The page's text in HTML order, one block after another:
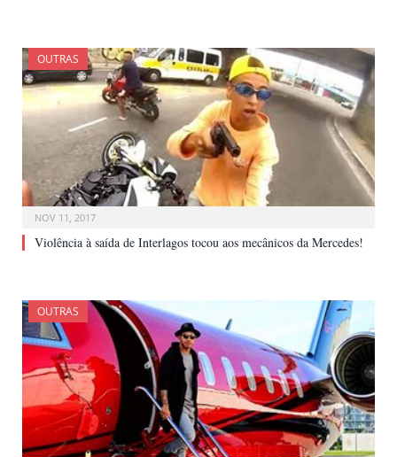
OUTRAS
NOV 11, 2017
Violência à saída de Interlagos tocou aos mecânicos da Mercedes!
OUTRAS